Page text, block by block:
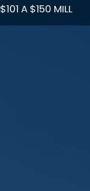
$101 A $150 MILL